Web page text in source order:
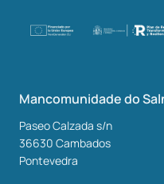
Mancomunidade do
Paseo Calzada s/n
36630 Cambados
Pontevedra